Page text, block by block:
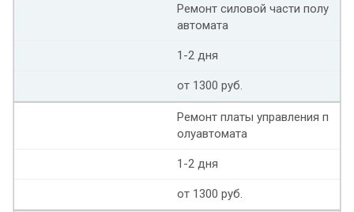
Ремонт силовой части полу
автомата
1-2 дня
от 1300 руб.
Ремонт платы управления п
олуавтомата
1-2 дня
от 1300 руб.